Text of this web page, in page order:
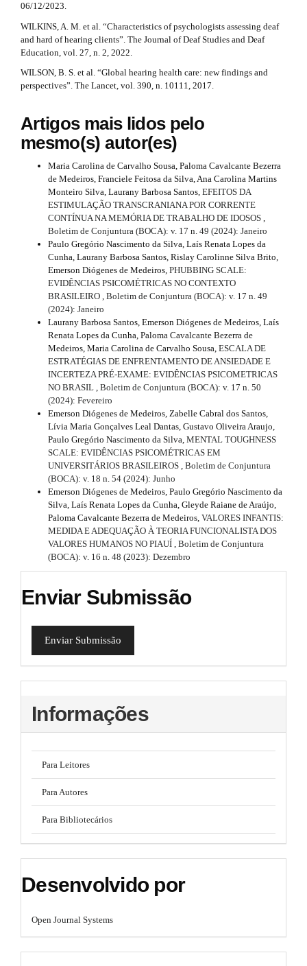
06/12/2023.
WILKINS, A. M. et al. “Characteristics of psychologists assessing deaf
and hard of hearing clients”. The Journal of Deaf Studies and Deaf
Education, vol. 27, n. 2, 2022.
WILSON, B. S. et al. “Global hearing health care: new findings and
perspectives”. The Lancet, vol. 390, n. 10111, 2017.
Artigos mais lidos pelo
mesmo(s) autor(es)
Maria Carolina de Carvalho Sousa, Paloma Cavalcante Bezerra
de Medeiros, Franciele Feitosa da Silva, Ana Carolina Martins
Monteiro Silva, Laurany Barbosa Santos, EFEITOS DA
ESTIMULAÇÃO TRANSCRANIANA POR CORRENTE
CONTÍNUA NA MEMÓRIA DE TRABALHO DE IDOSOS ,
Boletim de Conjuntura (BOCA): v. 17 n. 49 (2024): Janeiro
Paulo Gregório Nascimento da Silva, Laís Renata Lopes da
Cunha, Laurany Barbosa Santos, Rislay Carolinne Silva Brito,
Emerson Diógenes de Medeiros, PHUBBING SCALE:
EVIDÊNCIAS PSICOMÉTRICAS NO CONTEXTO
BRASILEIRO , Boletim de Conjuntura (BOCA): v. 17 n. 49
(2024): Janeiro
Laurany Barbosa Santos, Emerson Diógenes de Medeiros, Laís
Renata Lopes da Cunha, Paloma Cavalcante Bezerra de
Medeiros, Maria Carolina de Carvalho Sousa, ESCALA DE
ESTRATÉGIAS DE ENFRENTAMENTO DE ANSIEDADE E
INCERTEZA PRÉ-EXAME: EVIDÊNCIAS PSICOMETRICAS
NO BRASIL , Boletim de Conjuntura (BOCA): v. 17 n. 50
(2024): Fevereiro
Emerson Diógenes de Medeiros, Zabelle Cabral dos Santos,
Lívia Maria Gonçalves Leal Dantas, Gustavo Oliveira Araujo,
Paulo Gregório Nascimento da Silva, MENTAL TOUGHNESS
SCALE: EVIDÊNCIAS PSICOMÉTRICAS EM
UNIVERSITÁRIOS BRASILEIROS , Boletim de Conjuntura
(BOCA): v. 18 n. 54 (2024): Junho
Emerson Diógenes de Medeiros, Paulo Gregório Nascimento da
Silva, Laís Renata Lopes da Cunha, Gleyde Raiane de Araújo,
Paloma Cavalcante Bezerra de Medeiros, VALORES INFANTIS:
MEDIDA E ADEQUAÇÃO À TEORIA FUNCIONALISTA DOS
VALORES HUMANOS NO PIAUÍ , Boletim de Conjuntura
(BOCA): v. 16 n. 48 (2023): Dezembro
Enviar Submissão
Enviar Submissão
Informações
Para Leitores
Para Autores
Para Bibliotecários
Desenvolvido por
Open Journal Systems